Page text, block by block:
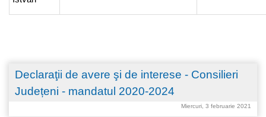
Declaraţii de avere şi de interese - Consilieri
Județeni - mandatul 2020-2024
Miercuri, 3 februarie 2021